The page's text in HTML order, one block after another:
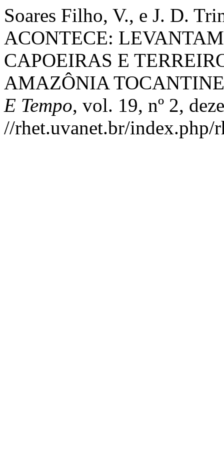
Soares Filho, V., e J. D.
ACONTECE:
CAPOEIRAS E
AMAZÔNIA
E Tempo, vol. 19, nº 2,
//rhet.uvanet.br/index.php/